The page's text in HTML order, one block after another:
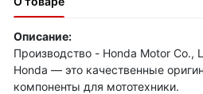
Описание:
Производство - Honda Motor Co.,
Honda — это качественные
компоненты для мототехники.